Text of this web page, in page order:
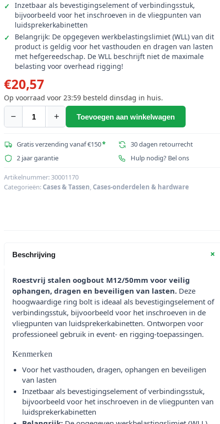
Inzetbaar als bevestigingselement of verbindingsstuk,
bijvoorbeeld voor het inschroeven in de vliegpunten van
luidsprekerkabinetten
Belangrijk: De opgegeven werkbelastingslimiet (WLL) van dit
product is geldig voor het vasthouden en dragen van lasten
met hefgereedschap. De WLL beschrijft niet de maximale
belasting voor overhead rigging!
€20,57
Op voorraad voor 23:59 besteld dinsdag in huis.
−
ACCESSOIRE
M12/50mm,
roestvrij
aantal
+ Toevoegen aan winkelwagen
Gratis verzending vanaf €150*
30 dagen retourrecht
2 jaar garantie
Hulp nodig? Bel ons
Artikelnummer:30001170
Categorieën: Cases & Tassen, Cases-onderdelen & hardware
Beschrijving +
Roestvrij stalen oogbout M12/50mm voor veilig
ophangen, dragen en beveiligen van lasten. Deze
hoogwaardige ring bolt is ideaal als bevestigingselement of
verbindingsstuk, bijvoorbeeld voor het inschroeven in de
vliegpunten van luidsprekerkabinetten. Ontworpen voor
professioneel gebruik in event- en rigging-toepassingen.
Kenmerken
Voor het vasthouden, dragen, ophangen en beveiligen
van lasten
Inzetbaar als bevestigingselement of verbindingsstuk,
bijvoorbeeld voor het inschroeven in de vliegpunten van
luidsprekerkabinetten